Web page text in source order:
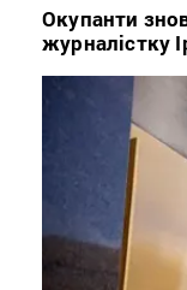
Окупанти
журналістку